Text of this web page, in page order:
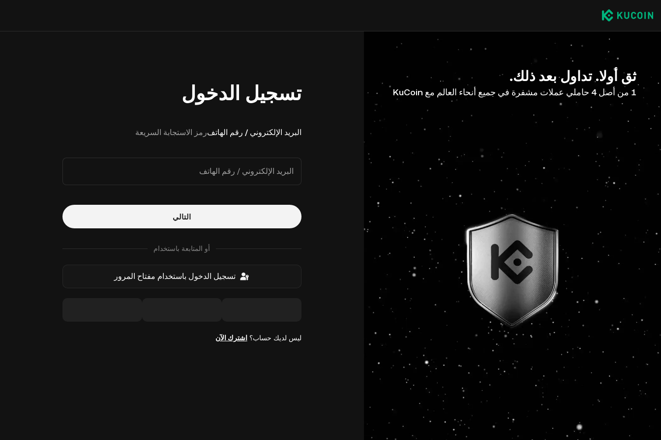
ثق أولا. تداول بعد ذلك.
1 من أصل 4 حاملي عملات مشفرة في جميع أنحاء العالم مع KuCoin تسجيل الدخول
البريد الإلكتروني / رقم الهاتفرمز الاستجابة السريعة
البريد الإلكتروني / رقم الهاتف
التالي
أو المتابعة باستخدام
تسجيل الدخول باستخدام مفتاح المرور
ليس لديك حساب؟ اشترك الآن